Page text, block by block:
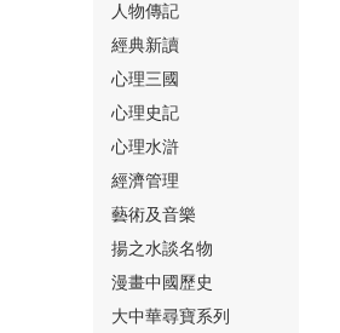
⑭
⑮
人物傳記
經典新讀
心理三國
心理史記
心理水滸
經濟管理
藝術及音樂
揚之水談名物
漫畫中國歷史
大中華尋寶系列